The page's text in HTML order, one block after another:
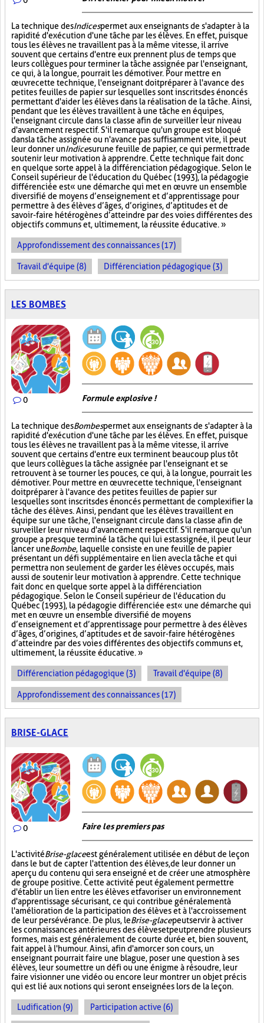
La technique desIndicespermet aux enseignants de s'adapter à la
rapidité d'exécution d'une tâche par les élèves. En effet, puisque
tous les élèves ne travaillent pas à la même vitesse, il arrive
souvent que certains d'entre eux prennent plus de temps que
leurs collègues pour terminer la tâche assignée par l'enseignant,
ce qui, à la longue, pourrait les démotiver. Pour mettre en
œuvre cette technique, l'enseignant doit préparer à l'avance des
petites feuilles de papier sur lesquelles sont inscrits des énoncés
permettant d'aider les élèves dans la réalisation de la tâche. Ainsi,
pendant que les élèves travaillent à une tâche en équipes,
l'enseignant circule dans la classe afin de surveiller leur niveau
d'avancement respectif. S'il remarque qu'un groupe est bloqué
dans la tâche assignée ou n'avance pas suffisamment vite, il peut
leur donner unIndicesurune feuille de papier, ce qui permettra de
soutenir leur motivation à apprendre. Cette technique fait donc
en quelque sorte appel à la différenciation pédagogique. Selon le
Conseil supérieur de l'éducation du Québec (1993), la pédagogie
différenciée est « une démarche qui met en œuvre un ensemble
diversifié de moyens d’enseignement et d’apprentissage pour
permettre à des élèves d’âges, d’origines, d’aptitudes et de
savoir-faire hétérogènes d’atteindre par des voies différentes des
objectifs communs et, ultimement, la réussite éducative. »
Approfondissement des connaissances (17)
Travail d'équipe (8) Différenciation pédagogique (3)
LES BOMBES
0 Formule explosive !
La technique desBombespermet aux enseignants de s'adapter à la
rapidité d'exécution d'une tâche par les élèves. En effet, puisque
tous les élèves ne travaillent pas à la même vitesse, il arrive
souvent que certains d'entre eux terminent beaucoup plus tôt
que leurs collègues la tâche assignée par l'enseignant et se
retrouvent à se tourner les pouces, ce qui, à la longue, pourrait les
démotiver. Pour mettre en œuvre cette technique, l'enseignant
doit préparer à l'avance des petites feuilles de papier sur
lesquelles sont inscrits des énoncés permettant de complexifier la
tâche des élèves. Ainsi, pendant que les élèves travaillent en
équipe sur une tâche, l'enseignant circule dans la classe afin de
surveiller leur niveau d'avancement respectif. S'il remarque qu'un
groupe a presque terminé la tâche qui lui est assignée, il peut leur
lancer uneBombe, laquelle consiste en une feuille de papier
présentant un défi supplémentaire en lien avec la tâche et qui
permettra non seulement de garder les élèves occupés, mais
aussi de soutenir leur motivation à apprendre. Cette technique
fait donc en quelque sorte appel à la différenciation
pédagogique. Selon le Conseil supérieur de l'éducation du
Québec (1993), la pédagogie différenciée est « une démarche qui
met en œuvre un ensemble diversifié de moyens
d’enseignement et d’apprentissage pour permettre à des élèves
d’âges, d’origines, d’aptitudes et de savoir-faire hétérogènes
d’atteindre par des voies différentes des objectifs communs et,
ultimement, la réussite éducative. »
Différenciation pédagogique (3) Travail d'équipe (8)
Approfondissement des connaissances (17)
BRISE-GLACE
0 Faire les premiers pas
L'activitéBrise-glaceest généralement utilisée en début de leçon
dans le but de capter l'attention des élèves, de leur donner un
aperçu du contenu qui sera enseigné et de créer une atmosphère
de groupe positive. Cette activité peut également permettre
d'établir un lien entre les élèves et favoriser un environnement
d'apprentissage sécurisant, ce qui contribue généralement à
l'amélioration de la participation des élèves et à l'accroissement
de leur persévérance. De plus, leBrise-glacepeut servir à activer
les connaissances antérieures des élèves et peut prendre plusieurs
formes, mais est généralement de courte durée et, bien souvent,
fait appel à l'humour. Ainsi, afin d'amorcer son cours, un
enseignant pourrait faire une blague, poser une question à ses
élèves, leur soumettre un défi ou une énigme à résoudre, leur
faire visionner une vidéo ou encore leur montrer un objet précis
qui est lié aux notions qui seront enseignées lors de la leçon.
Ludification (9) Participation active (6)